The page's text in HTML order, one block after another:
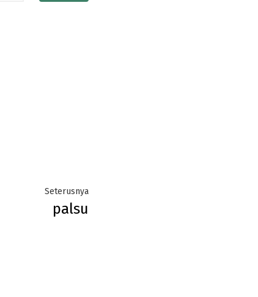
SeterusnyaNext
palsu